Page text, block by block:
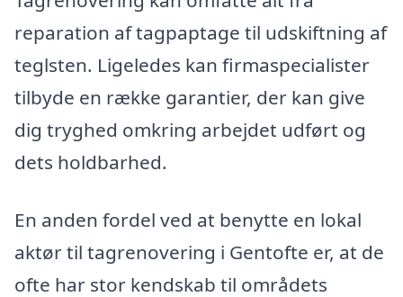
reparation af tagpaptage til udskiftning af
teglsten. Ligeledes kan firmaspecialister
tilbyde en række garantier, der kan give
dig tryghed omkring arbejdet udført og
dets holdbarhed.
En anden fordel ved at benytte en lokal
aktør til tagrenovering i Gentofte er, at de
ofte har stor kendskab til områdets